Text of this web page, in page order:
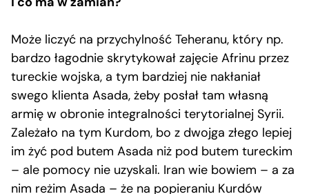
Może liczyć na przychylność Teheranu, który np.
bardzo łagodnie skrytykował zajęcie Afrinu przez
tureckie wojska, a tym bardziej nie nakłaniał
swego klienta Asada, żeby posłał tam własną
armię w obronie integralności terytorialnej Syrii.
Zależało na tym Kurdom, bo z dwojga złego lepiej
im żyć pod butem Asada niż pod butem tureckim
– ale pomocy nie uzyskali. Iran wie bowiem – a za
nim reżim Asada – że na popieraniu Kurdów